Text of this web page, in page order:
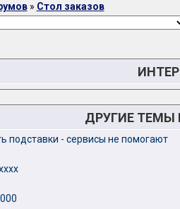
» Стол заказов
ДРУГИЕ ТЕМЫ
подставки - сервисы не помогают